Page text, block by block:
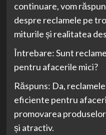
continuare, vom
despre reclamele pe
miturile și realitatea
Întrebare: Sunt
pentru afacerile mici?
Răspuns: Da,
eficiente pentru
promovarea
și atractiv.